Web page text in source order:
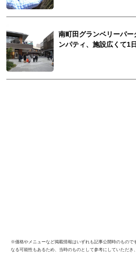
南町田グランベリーパ
ンパティ、施設広くて1
※価格やメニューなど掲載情報はいずれも記事公開時のもので
なる可能性もあるため、当時のものとして参考にしていただき